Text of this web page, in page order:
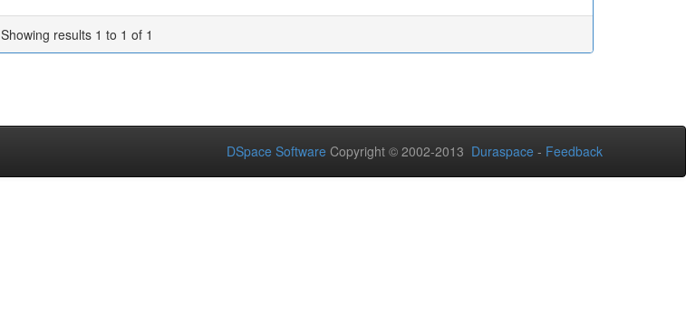
Showing results 1 to 1 of 1
DSpace Software Copyright © 2002-2013 Duraspace - Feedback